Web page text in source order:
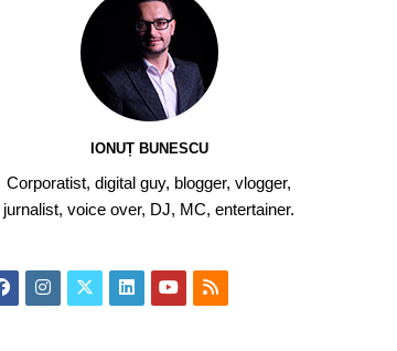
IONUȚ BUNESCU
Corporatist, digital guy, blogger, vlogger,
jurnalist, voice over, DJ, MC, entertainer.